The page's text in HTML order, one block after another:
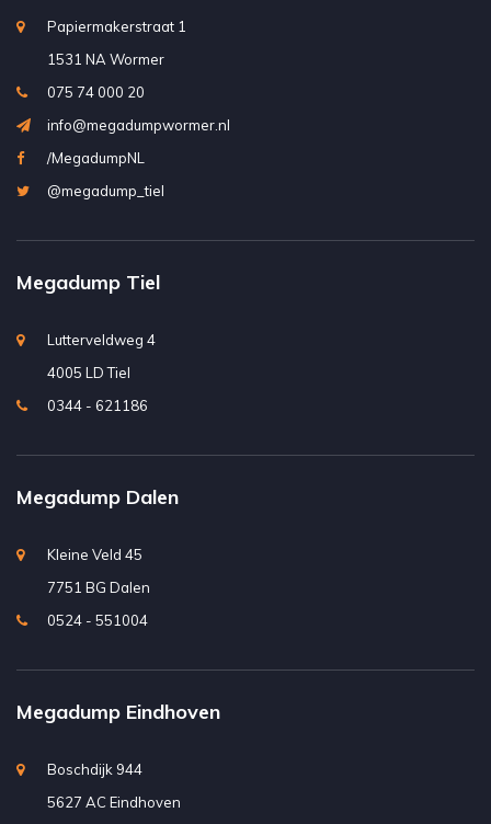
Papiermakerstraat 1
1531 NA Wormer
075 74 000 20
info@megadumpwormer.nl
/MegadumpNL
@megadump_tiel
Megadump Tiel
Lutterveldweg 4
4005 LD Tiel
0344 - 621186
Megadump Dalen
Kleine Veld 45
7751 BG Dalen
0524 - 551004
Megadump Eindhoven
Boschdijk 944
5627 AC Eindhoven